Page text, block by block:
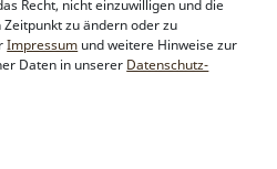
Recht, nicht einzuwilligen und die
zu ändern oder zu
Impressum und weitere Hinweise zur
Daten in unserer Daten­schutz­